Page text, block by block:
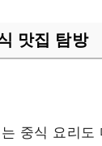
맛집 탐방
중식 요리도